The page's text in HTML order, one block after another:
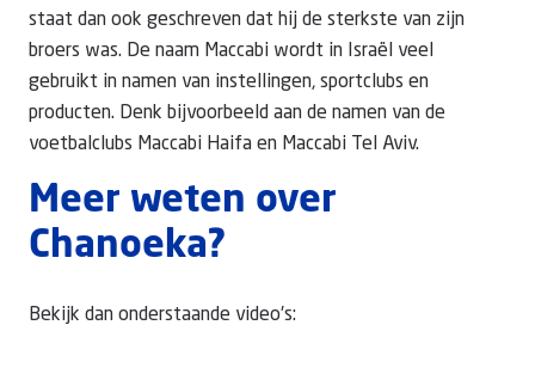
staat dan ook geschreven dat hij de sterkste van zijn
broers was. De naam Maccabi wordt in Israël veel
gebruikt in namen van instellingen, sportclubs en
producten. Denk bijvoorbeeld aan de namen van de
voetbalclubs Maccabi Haifa en Maccabi Tel Aviv.
Meer weten over
Chanoeka?
Bekijk dan onderstaande video's: